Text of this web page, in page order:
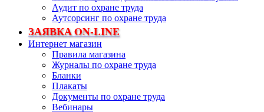
Аудит по охране труда
Аутсорсинг по охране труда
ЗАЯВКА ON-LINE
Интернет магазин
Правила магазина
Журналы по охране труда
Бланки
Плакаты
Документы по охране труда
Вебинары